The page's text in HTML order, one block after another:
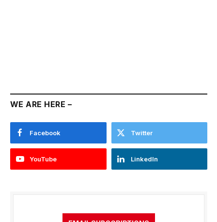
WE ARE HERE –
Facebook Twitter
YouTube LinkedIn